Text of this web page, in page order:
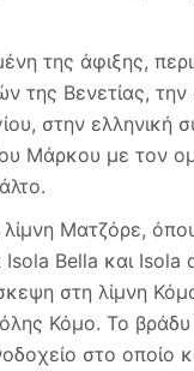
της άφιξης,
της Βενετίας,
στην ελληνική
Μάρκου με τον
Ματζόρε, όπου
Bella και Isola
στη λίμνη
Κόμο. Το
στο οποίο